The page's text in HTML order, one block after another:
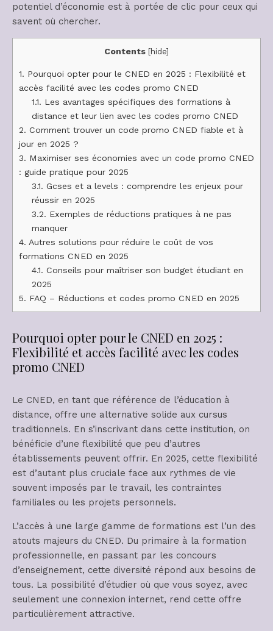
potentiel d’économie est à portée de clic pour ceux qui
savent où chercher.
Contents [hide]
1. Pourquoi opter pour le CNED en 2025 : Flexibilité et
accès facilité avec les codes promo CNED
1.1. Les avantages spécifiques des formations à
distance et leur lien avec les codes promo CNED
2. Comment trouver un code promo CNED fiable et à
jour en 2025 ?
3. Maximiser ses économies avec un code promo CNED
: guide pratique pour 2025
3.1. Gcses et a levels : comprendre les enjeux pour
réussir en 2025
3.2. Exemples de réductions pratiques à ne pas
manquer
4. Autres solutions pour réduire le coût de vos
formations CNED en 2025
4.1. Conseils pour maîtriser son budget étudiant en
2025
5. FAQ – Réductions et codes promo CNED en 2025
Pourquoi opter pour le CNED en 2025 :
Flexibilité et accès facilité avec les codes
promo CNED
Le CNED, en tant que référence de l’éducation à
distance, offre une alternative solide aux cursus
traditionnels. En s’inscrivant dans cette institution, on
bénéficie d’une flexibilité que peu d’autres
établissements peuvent offrir. En 2025, cette flexibilité
est d’autant plus cruciale face aux rythmes de vie
souvent imposés par le travail, les contraintes
familiales ou les projets personnels.
L’accès à une large gamme de formations est l’un des
atouts majeurs du CNED. Du primaire à la formation
professionnelle, en passant par les concours
d’enseignement, cette diversité répond aux besoins de
tous. La possibilité d’étudier où que vous soyez, avec
seulement une connexion internet, rend cette offre
particulièrement attractive.